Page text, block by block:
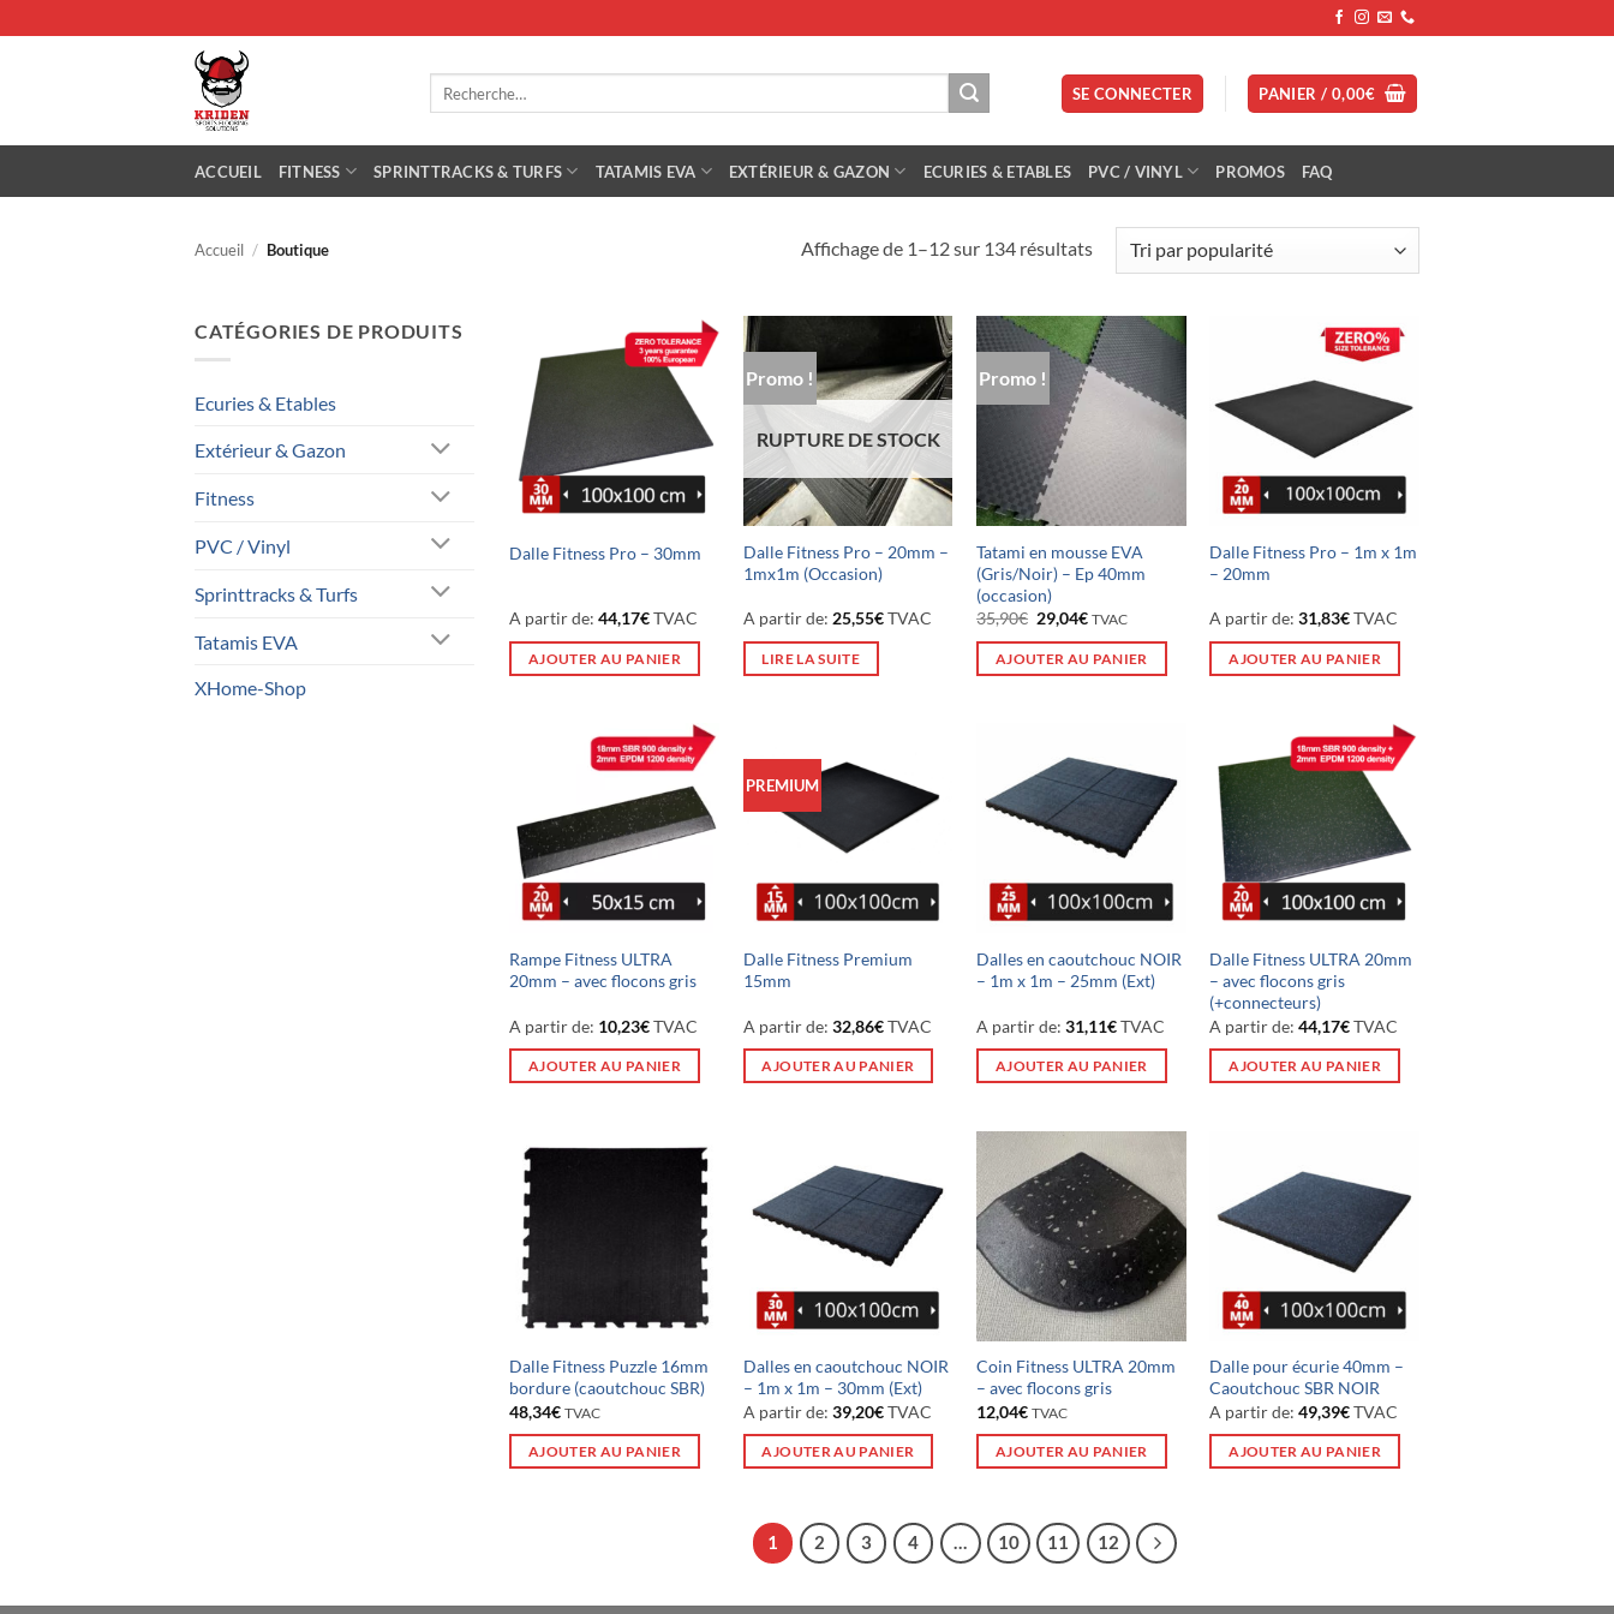
au
SE CONNECTER PANIER / 0,00€
ACCUEIL FITNESS SPRINTTRACKS & TURFS TATAMIS EVA EXTÉRIEUR & GAZON ECURIES & ETABLES PVC / VINYL PROMOS FAQ
Accueil / Boutique Affichage de 1–12 sur 134 résultatsTrié
par
CATÉGORIES DE PRODUITS
Ecuries & Etables
Extérieur & Gazon
Fitness
PVC / Vinyl
Sprinttracks & Turfs
Tatamis EVA
XHome-Shop
Dalle Fitness Pro – 30mm
A partir de:44,17€TVAC
AJOUTER AU PANIER
Promo !
RUPTURE DE STOCK
Dalle Fitness Pro – 20mm –
1mx1m (Occasion)
A partir de: 25,55€TVAC
LIRE LA SUITE
Promo !
Tatami en mousse EVA
(Gris/Noir) – Ep 40mm
(occasion)
35,90€ Le
prix
initial
était :
29,04€Le
actuel
est :
TVAC
AJOUTER AU PANIER
Dalle Fitness Pro – 1m x 1m
– 20mm
A partir de:31,83€TVAC
AJOUTER AU PANIER
Rampe Fitness ULTRA
20mm – avec flocons gris
A partir de: 10,23€TVAC
AJOUTER AU PANIER
PREMIUM
Dalle Fitness Premium
15mm
A partir de: 32,86€TVAC
AJOUTER AU PANIER
Dalles en caoutchouc NOIR
– 1m x 1m – 25mm (Ext)
A partir de:31,11€TVAC
AJOUTER AU PANIER
Dalle Fitness ULTRA 20mm
– avec flocons gris
(+connecteurs)
A partir de:44,17€TVAC
AJOUTER AU PANIER
Dalle Fitness Puzzle 16mm
bordure (caoutchouc SBR)
48,34€ TVAC
AJOUTER AU PANIER
Dalles en caoutchouc NOIR
– 1m x 1m – 30mm (Ext)
A partir de: 39,20€TVAC
AJOUTER AU PANIER
Coin Fitness ULTRA 20mm
– avec flocons gris
12,04€ TVAC
AJOUTER AU PANIER
Dalle pour écurie 40mm –
Caoutchouc SBR NOIR
A partir de:49,39€TVAC
AJOUTER AU PANIER
1 2 3 4 … 10 11 12